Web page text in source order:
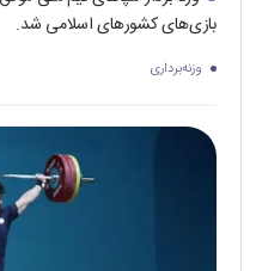
بازی‌های کشورهای اسلامی شد.
وزنه‌برداری